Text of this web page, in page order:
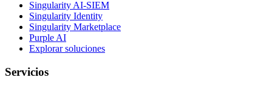
Singularity AI-SIEM
Singularity Identity
Singularity Marketplace
Purple AI
Explorar soluciones
Servicios